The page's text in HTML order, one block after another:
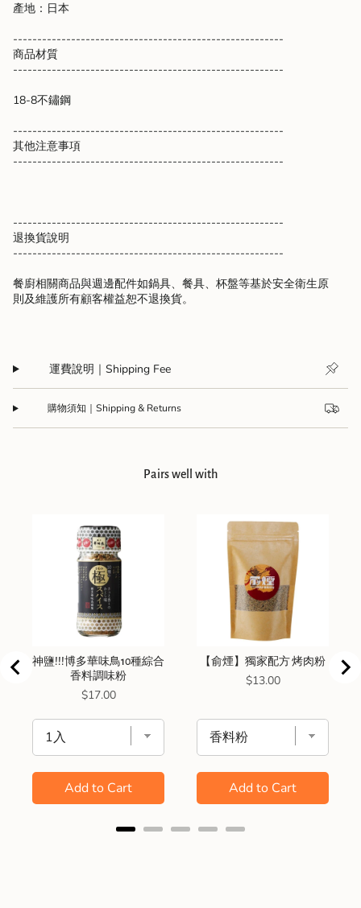
產地：日本
--------------------------------------------------------
商品材質
--------------------------------------------------------
18-8不鏽鋼
--------------------------------------------------------
其他注意事項
--------------------------------------------------------
--------------------------------------------------------
退換貨說明
--------------------------------------------------------
餐廚相關商品與週邊配件如鍋具、餐具、杯盤等基於安全衛生原
則及維護所有顧客權益恕不退換貨。
運費說明｜Shipping Fee
購物須知｜Shipping & Returns
Pairs well with
神鹽!!!博多華味鳥10種綜合
香料調味粉
Price
$17.00
Add to Cart
【俞煙】獨家配方 烤肉粉
Price
$13.00
Add to Cart